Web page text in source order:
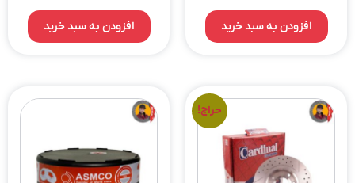
افزودن به سبد خرید افزودن به سبد خرید
حراج!